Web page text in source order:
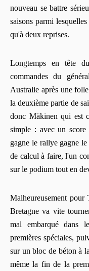
nouveau se battre
saisons parmi
qu'à deux reprises.
Longtemps en tête
commandes du
Australie après une
la deuxième partie de
donc Mäkinen qui est
simple : avec un
gagne le rallye gagne
de calcul à faire, l'un
sur le podium tout en
Malheureusement
Bretagne va vite
mal embarqué dans
premières spéciales,
sur un bloc de béton à
même la fin de la